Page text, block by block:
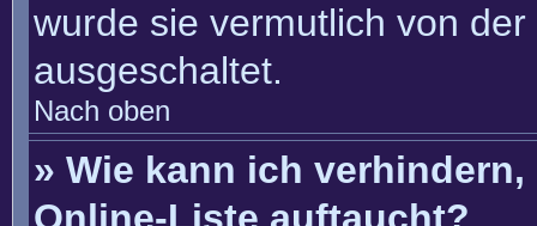
wurde sie vermutlich von
ausgeschaltet.
Nach oben
» Wie kann ich